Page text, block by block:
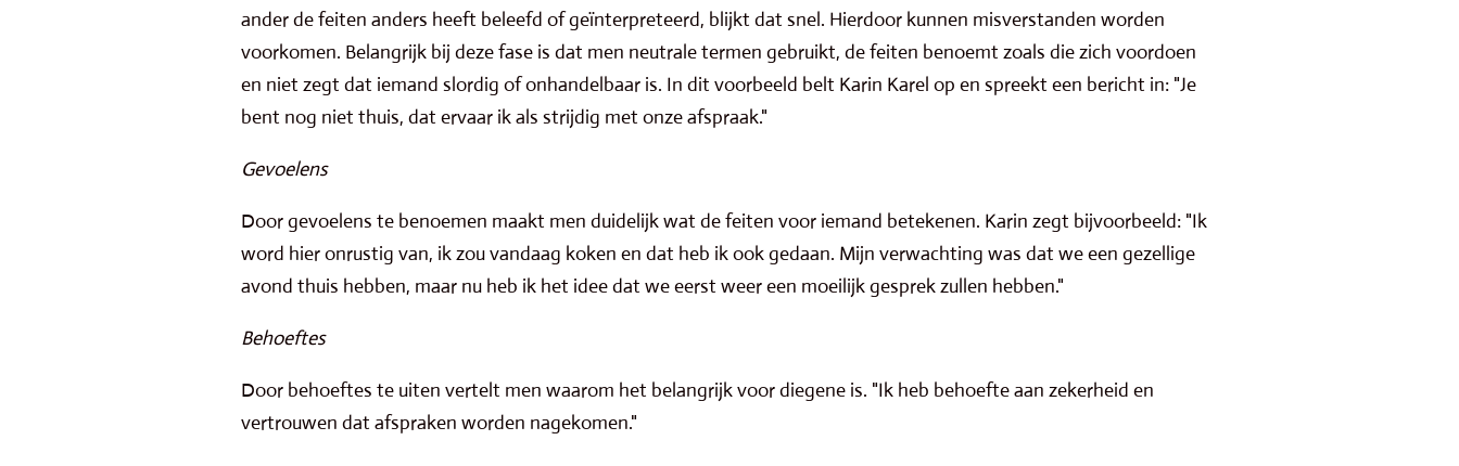
ander de feiten anders heeft beleefd of geïnterpreteerd, blijkt dat snel. Hierdoor kunnen misverstanden worden
voorkomen. Belangrijk bij deze fase is dat men neutrale termen gebruikt, de feiten benoemt zoals die zich voordoen
en niet zegt dat iemand slordig of onhandelbaar is. In dit voorbeeld belt Karin Karel op en spreekt een bericht in: "Je
bent nog niet thuis, dat ervaar ik als strijdig met onze afspraak."
Gevoelens
Door gevoelens te benoemen maakt men duidelijk wat de feiten voor iemand betekenen. Karin zegt bijvoorbeeld: "Ik
word hier onrustig van, ik zou vandaag koken en dat heb ik ook gedaan. Mijn verwachting was dat we een gezellige
avond thuis hebben, maar nu heb ik het idee dat we eerst weer een moeilijk gesprek zullen hebben."
Behoeftes
Door behoeftes te uiten vertelt men waarom het belangrijk voor diegene is. "Ik heb behoefte aan zekerheid en
vertrouwen dat afspraken worden nagekomen."